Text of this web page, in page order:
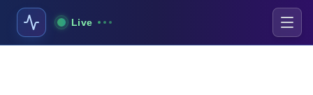
Live